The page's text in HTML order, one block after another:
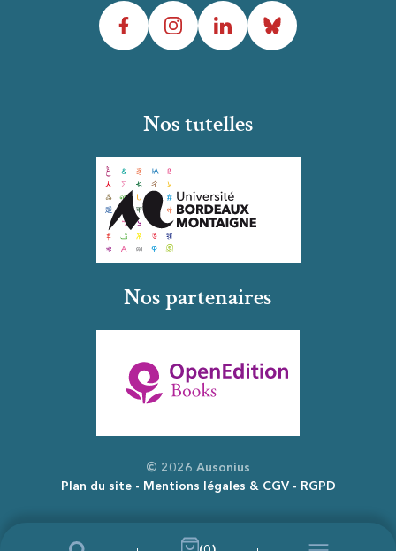
FacebookInstagramLinkedInBluesky
Nos tutelles
Nos partenaires
© 2026 Ausonius
Plan du site
Mentions légales & CGV RGPD